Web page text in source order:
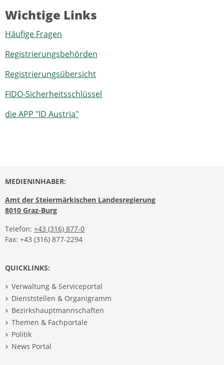
Wichtige Links
Häufige Fragen
Registrierungsbehörden
Registrierungsübersicht
FIDO-Sicherheitsschlüssel
die APP "ID Austria"
MEDIENINHABER:
Amt der Steiermärkischen Landesregierung
8010 Graz-Burg
Telefon: +43 (316) 877-0
Fax: +43 (316) 877-2294
QUICKLINKS:
Verwaltung & Serviceportal
Dienststellen & Organigramm
Bezirkshauptmannschaften
Themen & Fachportale
Politik
News Portal